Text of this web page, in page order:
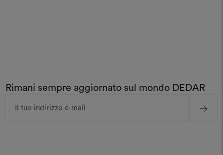
Rimani sempre aggiornato sul mondo DEDAR